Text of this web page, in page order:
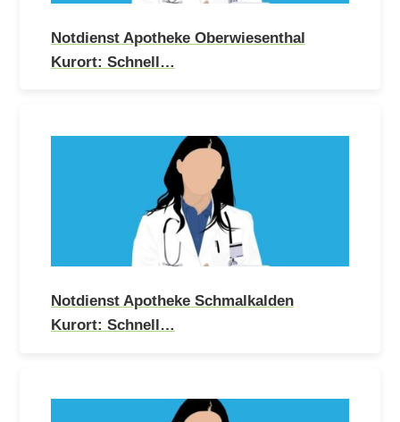
Notdienst Apotheke Oberwiesenthal
Kurort: Schnell…
Notdienst Apotheke Schmalkalden
Kurort: Schnell…